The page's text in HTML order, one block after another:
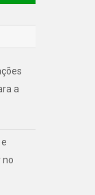
a
no